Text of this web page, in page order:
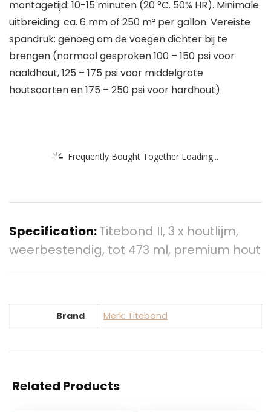
montagetijd: 10-15 minuten (20 °C. 50% HR). Minimale
uitbreiding: ca. 6 mm of 250 m² per gallon. Vereiste
spandruk: genoeg om de voegen dichter bij te
brengen (normaal gesproken 100 – 150 psi voor
naaldhout, 125 – 175 psi voor middelgrote
houtsoorten en 175 – 250 psi voor hardhout).
Frequently Bought Together Loading...
Specification:Titebond II, 3 x houtlijm,
weerbestendig, tot 473 ml, premium hout
Brand Merk: Titebond
Related Products